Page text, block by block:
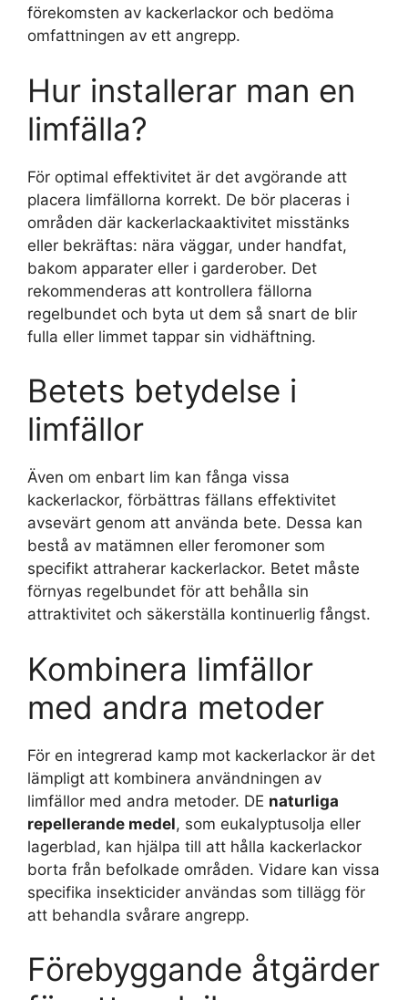
förekomsten av kackerlackor och bedöma
omfattningen av ett angrepp.
Hur installerar man en
limfälla?
För optimal effektivitet är det avgörande att
placera limfällorna korrekt. De bör placeras i
områden där kackerlackaaktivitet misstänks
eller bekräftas: nära väggar, under handfat,
bakom apparater eller i garderober. Det
rekommenderas att kontrollera fällorna
regelbundet och byta ut dem så snart de blir
fulla eller limmet tappar sin vidhäftning.
Betets betydelse i
limfällor
Även om enbart lim kan fånga vissa
kackerlackor, förbättras fällans effektivitet
avsevärt genom att använda bete. Dessa kan
bestå av matämnen eller feromoner som
specifikt attraherar kackerlackor. Betet måste
förnyas regelbundet för att behålla sin
attraktivitet och säkerställa kontinuerlig fångst.
Kombinera limfällor
med andra metoder
För en integrerad kamp mot kackerlackor är det
lämpligt att kombinera användningen av
limfällor med andra metoder. DE naturliga
repellerande medel, som eukalyptusolja eller
lagerblad, kan hjälpa till att hålla kackerlackor
borta från befolkade områden. Vidare kan vissa
specifika insekticider användas som tillägg för
att behandla svårare angrepp.
Förebyggande åtgärder